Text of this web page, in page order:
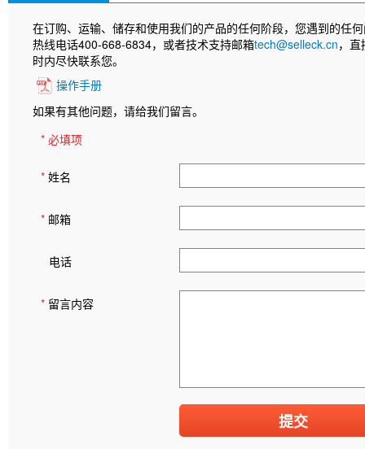
在订购、运输、储存和使用我们的产品的任何阶段，您遇到的任
热线电话400-668-6834，或者技术支持邮箱tech@selleck.cn，
时内尽快联系您。
操作手册
如果有其他问题，请给我们留言。
* 必填项
* 姓名
* 邮箱
电话
* 留言内容